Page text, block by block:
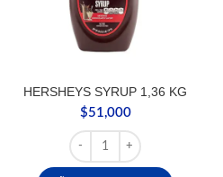
HERSHEYS SYRUP 1,36 KG
$51,000
HERSHEYS SYRUP 1,36